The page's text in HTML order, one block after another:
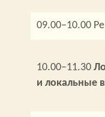
09.00–10.00
10.00–11.30
и локальные